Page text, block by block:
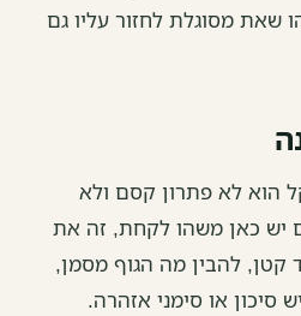
מסוגלת לחזור עליו גם
הוא לא פתרון קסם ולא
יש כאן משהו לקחת, זה את
קטן, להבין מה הגוף מסמן,
סיכון או סימני אזהרה.